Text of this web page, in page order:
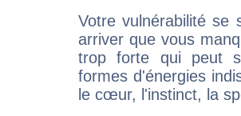
Votre vulnérabilité se
arriver que vous
trop forte qui peut
formes d'énergies
le cœur, l'instinct, la